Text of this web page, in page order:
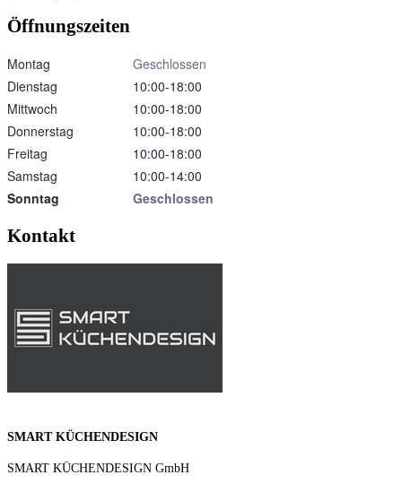
Öffnungszeiten
Montag
Geschlossen
Dienstag
10:00‑18:00
Mittwoch
10:00‑18:00
Donnerstag
10:00‑18:00
Freitag
10:00‑18:00
Samstag
10:00‑14:00
Sonntag
Geschlossen
Kontakt
SMART KÜCHENDESIGN
SMART KÜCHENDESIGN GmbH